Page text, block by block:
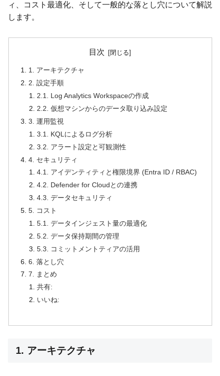
ィ、コスト最適化、そして一般的な落とし穴について解説
します。
目次
1. アーキテクチャ
2. 設定手順
2.1. Log Analytics Workspaceの作成
2.2. 仮想マシンからのデータ取り込み設定
3. 運用監視
3.1. KQLによるログ分析
3.2. アラート設定と可観測性
4. セキュリティ
4.1. アイデンティティと権限境界 (Entra ID / RBAC)
4.2. Defender for Cloudとの連携
4.3. データセキュリティ
5. コスト
5.1. データインジェスト量の最適化
5.2. データ保持期間の管理
5.3. コミットメントティアの活用
6. 落とし穴
7. まとめ
共有:
いいね:
1. アーキテクチャ